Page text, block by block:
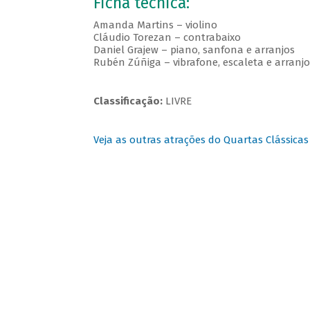
Amanda Martins – violino
Cláudio Torezan – contrabaixo
Daniel Grajew – piano, sanfona e arranjos
Rubén Zúñiga – vibrafone, escaleta e
Classificação:LIVRE
Veja as outras atrações do Quartas Clássicas